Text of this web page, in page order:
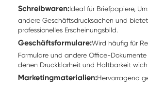
Schreibwaren:Ideal für Briefpapiere,
andere Geschäftsdrucksachen und
professionelles Erscheinungsbild.
Geschäftsformulare:Wird häufig für
Formulare und andere Office-
denen Druckklarheit und Haltbarkeit
Marketingmaterialien:Hervorragend